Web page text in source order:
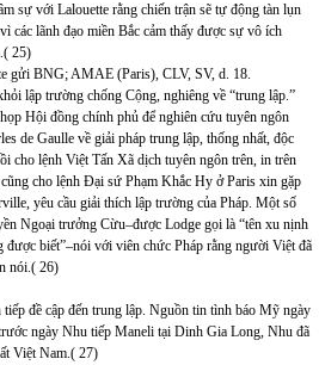
sự với Lalouette rằng chiến trận sẽ tự động tàn lụn
các lãnh đạo miền Bắc cảm thấy được sự vô ích
25)
gửi BNG; AMAE (Paris), CLV, SV, d. 18.
lập trường chống Cộng, nghiêng về “trung lập.”
Hội đồng chính phủ để nghiên cứu tuyên ngôn
de Gaulle về giải pháp trung lập, thống nhất, độc
cho lệnh Việt Tấn Xã dịch tuyên ngôn trên, in trên
cho lệnh Đại sứ Phạm Khắc Hy ở Paris xin gặp
yêu cầu giải thích lập trường của Pháp. Một số
Ngoại trưởng Cừu–được Lodge gọi là “tên xu nịnh
được biết”–nói với viên chức Pháp rằng người Việt đã
nói.( 26)
đề cập đến trung lập. Nguồn tin tình báo Mỹ ngày
ngày Nhu tiếp Maneli tại Dinh Gia Long, Nhu đã
Việt Nam.( 27)